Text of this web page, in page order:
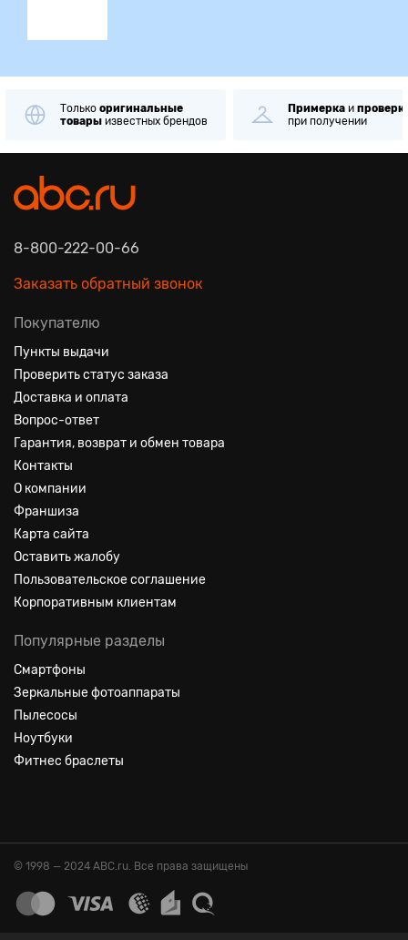
Только оригинальные
товары известных брендов
Примерка и
при получении
8-800-222-00-66
Заказать обратный звонок
Покупателю
Пункты выдачи
Проверить статус заказа
Доставка и оплата
Вопрос-ответ
Гарантия, возврат и обмен товара
Контакты
О компании
Франшиза
Карта сайта
Оставить жалобу
Пользовательское соглашение
Корпоративным клиентам
Популярные разделы
Смартфоны
Зеркальные фотоаппараты
Пылесосы
Ноутбуки
Фитнес браслеты
© 1998 — 2024 ABC.ru. Все права защищены